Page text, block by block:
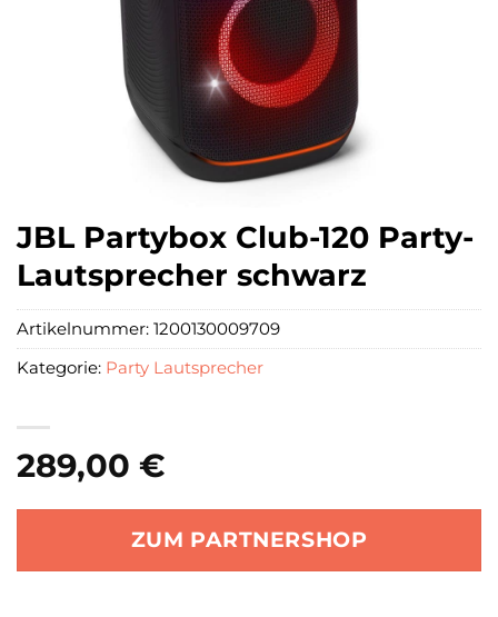
JBL Partybox Club-120 Party-
Lautsprecher schwarz
289,00 €
ZUM PARTNERSHOP
Artikelnummer: 1200130009709
Kategorie: Party Lautsprecher